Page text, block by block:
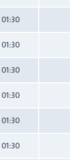
01:30
01:30
01:30
01:30
01:30
01:30